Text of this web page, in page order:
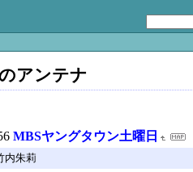
アンテナ
MBSヤングタウン土曜日
内朱莉